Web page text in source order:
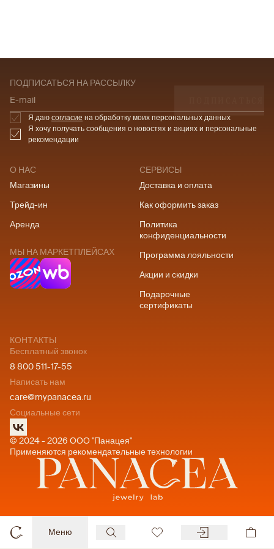
Меню
О НАС
Магазины
Трейд-ин
Аренда
МЫ НА МАРКЕТПЛЕЙСАХ
СЕРВИСЫ
Доставка и оплата
Как оформить заказ
Политика
конфиденциальности
Программа лояльности
Акции и скидки
Подарочные
сертификаты
КОНТАКТЫ
Бесплатный звонок
8 800 511-17-55
Написать нам
care@mypanacea.ru
Социальные сети
© 2024 - 2026 ООО "Панацея"
Применяются рекомендательные технологии
ПОДПИСАТЬСЯ НА РАССЫЛКУ
E-mail
Я даю согласие на обработку моих персональных данных
Я хочу получать сообщения о новостях и акциях и персональные
рекомендации